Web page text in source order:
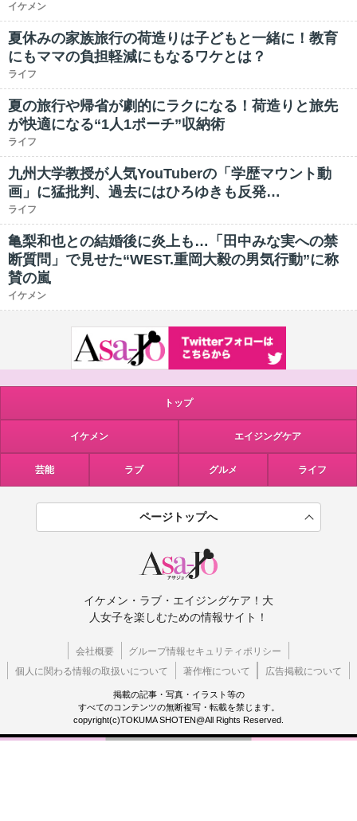
イケメン
夏休みの家族旅行の荷造りは子どもと一緒に！教育
にもママの負担軽減にもなるワケとは？
ライフ
夏の旅行や帰省が劇的にラクになる！荷造りと旅先
が快適になる“1人1ポーチ”収納術
ライフ
九州大学教授が人気YouTuberの「学歴マウント動
画」に猛批判、過去にはひろゆきも反発…
ライフ
亀梨和也との結婚後に炎上も…「田中みな実への禁
断質問」で見せた“WEST.重岡大毅の男気行動”に称
賛の嵐
イケメン
トップ
イケメン エイジングケア
芸能 ラブ グルメ ライフ
ページトップへ
イケメン・ラブ・エイジングケア！大
人女子を楽しむための情報サイト！
会社概要
グループ情報セキュリティポリシー
個人に関わる情報の取扱いについて
著作権について 広告掲載について
掲載の記事・写真・イラスト等の
すべてのコンテンツの無断複写・転載を禁じます。
copyright(c)TOKUMA SHOTEN@All Rights Reserved.